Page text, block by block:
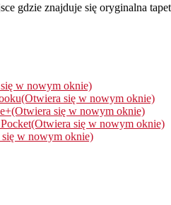
gdzie znajduje się oryginalna
w nowym oknie)
się w nowym oknie)
się w nowym oknie)
się w nowym oknie)
się w nowym oknie)